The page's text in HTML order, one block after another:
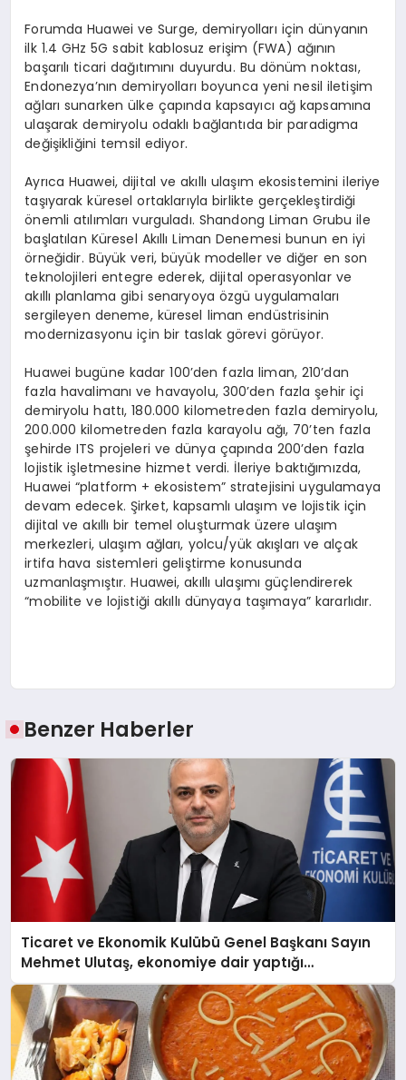
Forumda Huawei ve Surge, demiryolları için dünyanın
ilk 1.4 GHz 5G sabit kablosuz erişim (FWA) ağının
başarılı ticari dağıtımını duyurdu. Bu dönüm noktası,
Endonezya’nın demiryolları boyunca yeni nesil iletişim
ağları sunarken ülke çapında kapsayıcı ağ kapsamına
ulaşarak demiryolu odaklı bağlantıda bir paradigma
değişikliğini temsil ediyor.
Ayrıca Huawei, dijital ve akıllı ulaşım ekosistemini ileriye
taşıyarak küresel ortaklarıyla birlikte gerçekleştirdiği
önemli atılımları vurguladı. Shandong Liman Grubu ile
başlatılan Küresel Akıllı Liman Denemesi bunun en iyi
örneğidir. Büyük veri, büyük modeller ve diğer en son
teknolojileri entegre ederek, dijital operasyonlar ve
akıllı planlama gibi senaryoya özgü uygulamaları
sergileyen deneme, küresel liman endüstrisinin
modernizasyonu için bir taslak görevi görüyor.
Huawei bugüne kadar 100’den fazla liman, 210’dan
fazla havalimanı ve havayolu, 300’den fazla şehir içi
demiryolu hattı, 180.000 kilometreden fazla demiryolu,
200.000 kilometreden fazla karayolu ağı, 70’ten fazla
şehirde ITS projeleri ve dünya çapında 200’den fazla
lojistik işletmesine hizmet verdi. İleriye baktığımızda,
Huawei “platform + ekosistem” stratejisini uygulamaya
devam edecek. Şirket, kapsamlı ulaşım ve lojistik için
dijital ve akıllı bir temel oluşturmak üzere ulaşım
merkezleri, ulaşım ağları, yolcu/yük akışları ve alçak
irtifa hava sistemleri geliştirme konusunda
uzmanlaşmıştır. Huawei, akıllı ulaşımı güçlendirerek
“mobilite ve lojistiği akıllı dünyaya taşımaya” kararlıdır.
Benzer Haberler
Ticaret ve Ekonomik Kulübü Genel Başkanı Sayın
Mehmet Ulutaş, ekonomiye dair yaptığı
açıklamada şunları kaydetti: